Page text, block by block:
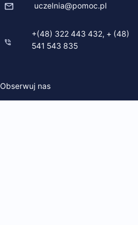
uczelnia@pomoc.pl
+(48) 322 443 432, + (48)
541 543 835
Obserwuj nas